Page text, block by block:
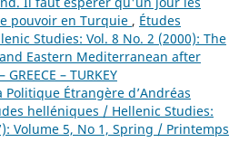
pouvoir en Turquie , Études
Studies: Vol. 8 No. 2 (2000): The
Eastern Mediterranean after
GREECE – TURKEY
Politique Étrangère d’Andréas
helléniques / Hellenic Studies:
Volume 5, No 1, Spring / Printemps